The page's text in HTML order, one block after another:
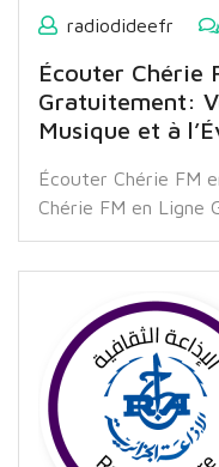
radiodideefr
Écouter Chérie
Gratuitement:
Musique et à
Écouter Chérie FM
Chérie FM en Ligne